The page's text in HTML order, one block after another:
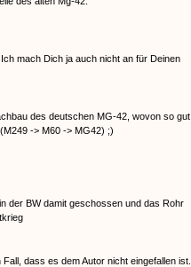
mach Dich ja auch nicht an für Deinen
des deutschen MG-42, wovon so gut
-> M60 -> MG42) ;)
der BW damit geschossen und das Rohr
dass es dem Autor nicht eingefallen ist.